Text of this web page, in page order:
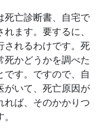
死亡診断書、自宅で
ます。要するに、
されるわけです。死
死かどうかを調べた
です。ですので、自
がいて、死亡原因が
れば、そのかかりつ